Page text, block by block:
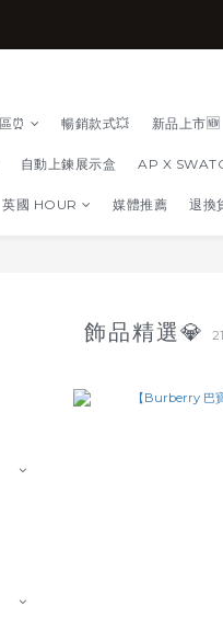
⏰ 暢銷款式💥 新品上市🆕
自動上鍊展示盒 AP X
英國 HOUR 媒體推薦 退換
飾品精選💎